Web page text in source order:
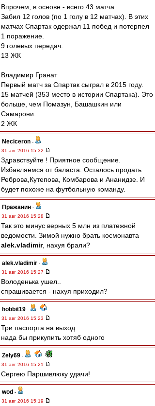
Впрочем, в основе - всего 43 матча.
Забил 12 голов (по 1 голу в 12 матчах). В этих
матчах Спартак одержал 11 побед и потерпел
1 поражение.
9 голевых передач.
13 ЖК
Владимир Гранат
Первый матч за Спартак сыграл в 2015 году.
15 матчей (353 место в истории Спартака). Это
больше, чем Помазун, Башашкин или
Самарони.
2 ЖК
Neciceron -
31 авг 2016 15:32
Здравствуйте ! Приятное сообщение.
Избавляемся от баласта. Осталось продать
Реброва,Кутепова, Комбарова и Ананидзе. И
будет похоже на футбольную команду.
Пражанин -
31 авг 2016 15:28
Так это минус верных 5 млн из платежной
ведомости. Зимой нужно брать космонавта
alek.vladimir, нахуя брали?
alek.vladimir -
31 авг 2016 15:27
Володенька ушел..
спрашивается - нахуя приходил?
hobbit19 -
31 авг 2016 15:23
Три паспорта на выход
нада бы прикупить хотяб одного
Zely69 -
31 авг 2016 15:21
Сергею Паршивлюку удачи!
wod -
31 авг 2016 15:19